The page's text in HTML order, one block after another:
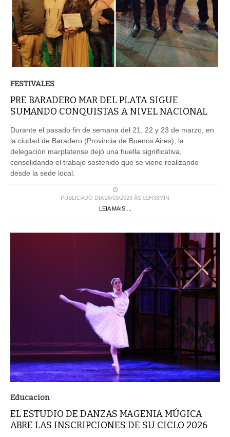
FESTIVALES
PRE BARADERO MAR DEL PLATA SIGUE
SUMANDO CONQUISTAS A NIVEL NACIONAL
Durante el pasado fin de semana del 21, 22 y 23 de marzo, en
la ciudad de Baradero (Provincia de Buenos Aires), la
delegación marplatense dejó una huella significativa,
consolidando el trabajo sostenido que se viene realizando
desde la sede local.
PUBLICADO DIA 26/03/2026 ÀS 02H38MIN
LEIA MAIS ...
Educacion
EL ESTUDIO DE DANZAS MAGENIA MÚGICA
ABRE LAS INSCRIPCIONES DE SU CICLO 2026